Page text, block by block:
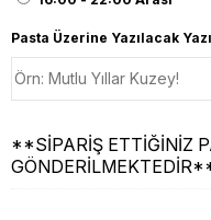
Pasta Üzerine Yazılacak Yazı
**SİPARİŞ ETTİĞİNİZ